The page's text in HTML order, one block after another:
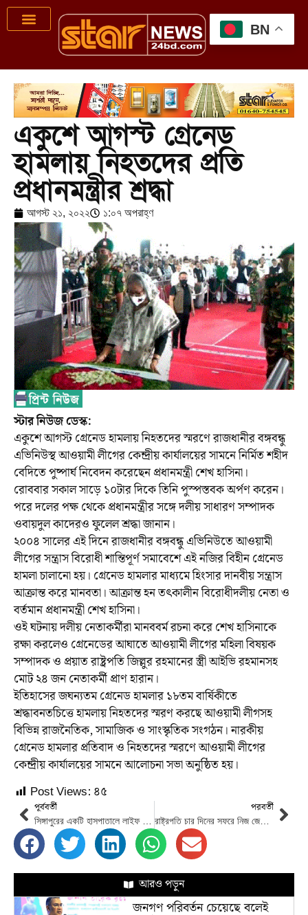
একুশে আগস্ট গ্রেনেড
হামলায় নিহতদের প্রতি
প্রধানমন্ত্রীর শ্রদ্ধা
আগস্ট ২১, ২০২২ ১:০৭ অপরাহ্ণ
স্টার নিউজ ডেস্ক:
একুশে আগস্ট গ্রেনেড হামলায় নিহতদের স্মরণে রাজধানীর বঙ্গবন্ধু
এভিনিউস্থ আওয়ামী লীগের কেন্দ্রীয় কার্যালয়ের সামনে নির্মিত শহীদ
বেদিতে পুষ্পার্ঘ নিবেদন করেছেন প্রধানমন্ত্রী শেখ হাসিনা।
রোববার সকাল সাড়ে ১০টার দিকে তিনি পুস্পস্তবক অর্পণ করেন।
পরে দলের পক্ষ থেকে প্রধানমন্ত্রীর সঙ্গে দলীয় সাধারণ সম্পাদক
ওবায়দুল কাদেরও ফুলেল শ্রদ্ধা জানান।
২০০৪ সালের এই দিনে রাজধানীর বঙ্গবন্ধু এভিনিউতে আওয়ামী
লীগের সন্ত্রাস বিরোধী শান্তিপূর্ণ সমাবেশে এই নজির বিহীন গ্রেনেড
হামলা চালানো হয়। গ্রেনেড হামলার মাধ্যমে হিংসার দানবীয় সন্ত্রাস
আক্রান্ত করে মানবতা। আক্রান্ত হন তৎকালীন বিরোধীদলীয় নেতা ও
বর্তমান প্রধানমন্ত্রী শেখ হাসিনা।
ওই ঘটনায় দলীয় নেতাকর্মীরা মানববর্ম রচনা করে শেখ হাসিনাকে
রক্ষা করলেও গ্রেনেডের আঘাতে আওয়ামী লীগের মহিলা বিষয়ক
সম্পাদক ও প্রয়াত রাষ্ট্রপতি জিল্লুর রহমানের স্ত্রী আইভি রহমানসহ
মোট ২৪ জন নেতাকর্মী প্রাণ হারান।
ইতিহাসের জঘন্যতম গ্রেনেড হামলার ১৮তম বার্ষিকীতে
শ্রদ্ধাবনতচিত্তে হামলায় নিহতদের স্মরণ করছে আওয়ামী লীগসহ
বিভিন্ন রাজনৈতিক, সামাজিক ও সাংস্কৃতিক সংগঠন। নারকীয়
গ্রেনেড হামলার প্রতিবাদ ও নিহতদের স্মরণে আওয়ামী লীগের
কেন্দ্রীয় কার্যালয়ের সামনে আলোচনা সভা অনুষ্ঠিত হয়।
Post Views: ৪৫
পূর্ববর্তী
সিঙ্গাপুরের একটি হাসপাতালে লাইফ সাপোর্টে সেব্রিনা ফ্লোরা
পরবর্তী
রাষ্ট্রপতি চার দিনের সফরে নিজ জেলায় কিশোরগঞ্জে
আরও পড়ুন
জনগণ পরিবর্তন চেয়েছে বলেই
BN